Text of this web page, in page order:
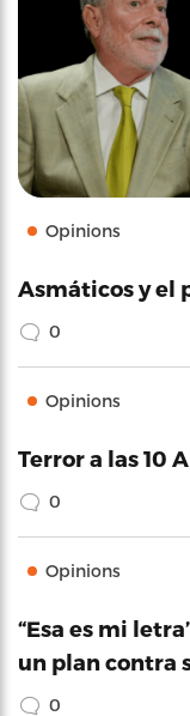
Opinions
Asmáticos y el
0
Opinions
Terror a las 10
0
Opinions
“Esa es mi
un plan contra
0